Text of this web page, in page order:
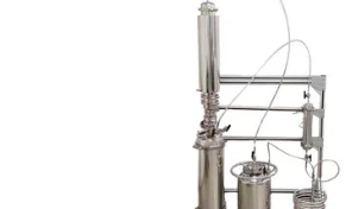
PRIVACYBELEID